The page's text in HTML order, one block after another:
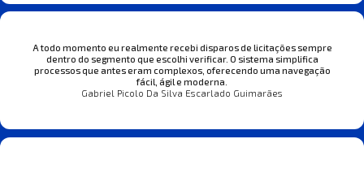
A todo momento eu realmente recebi disparos de licitações sempre
dentro do segmento que escolhi verificar. O sistema simplifica
processos que antes eram complexos, oferecendo uma navegação
fácil, ágil e moderna.
Gabriel Picolo Da Silva Escarlado Guimarães